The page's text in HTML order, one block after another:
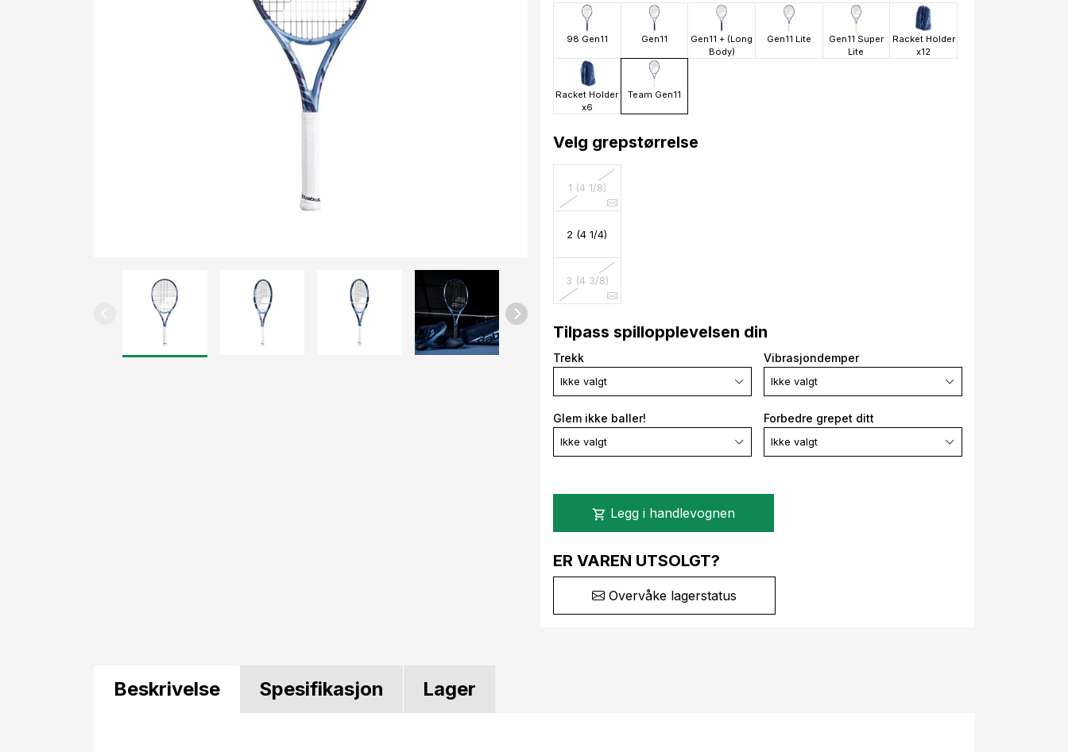
98 Gen11 Gen11
Gen11 + (Long
Body)
Gen11 Lite
Gen11 Super
Lite
Racket Holder
x12
Racket Holder
x6
Team Gen11
Velg grepstørrelse
1 (4 1/8)
2 (4 1/4)
3 (4 3/8)
Tilpass spillopplevelsen din
Trekk
Ikke valgt
Vibrasjondemper
Ikke valgt
Glem ikke baller!
Ikke valgt
Forbedre grepet ditt
Ikke valgt
shopping_cart Legg i handlevognen
ER VAREN UTSOLGT?
Overvåke lagerstatus
Beskrivelse Spesifikasjon Lager